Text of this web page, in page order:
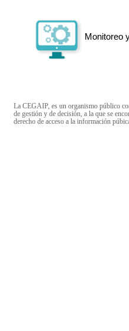
Monitoreo
La CEGAIP, es un organismo público
de gestión y de decisión, a la que se
derecho de acceso a la información